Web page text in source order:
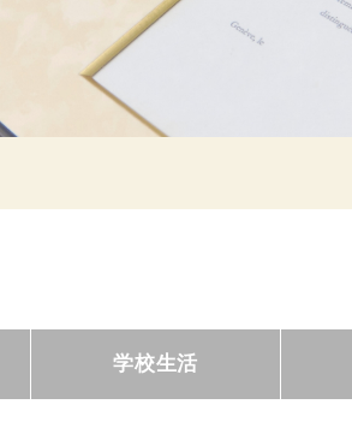
学校生活